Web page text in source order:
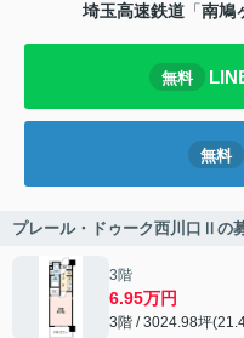
埼玉高速鉄道 「南鳩
無料
無料
プレール・ドゥーク西川口Ⅱの
3階
6.95万円
3階 / 3024.98坪